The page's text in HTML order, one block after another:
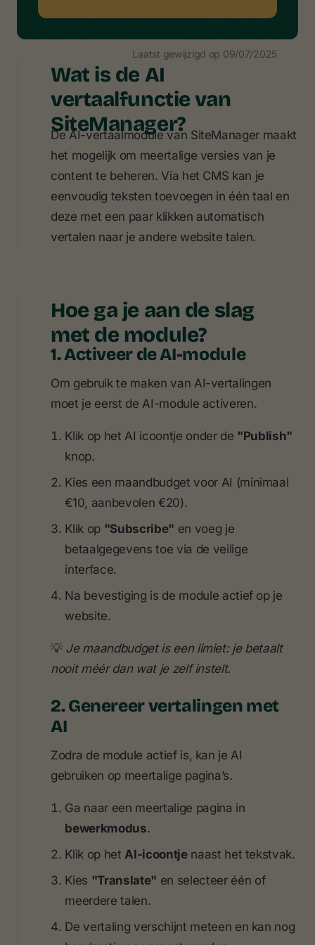
Laatst gewijzigd op 09/07/2025
Wat is de AI
vertaalfunctie van
SiteManager?
De AI-vertaalmodule van SiteManager maakt
het mogelijk om meertalige versies van je
content te beheren. Via het CMS kan je
eenvoudig teksten toevoegen in één taal en
deze met een paar klikken automatisch
vertalen naar je andere website talen.
Hoe ga je aan de slag
met de module?
1. Activeer de AI-module
Om gebruik te maken van AI-vertalingen
moet je eerst de AI-module activeren.
Klik op het AI icoontje onder de "Publish"
knop.
Kies een maandbudget voor AI (minimaal
€10, aanbevolen €20).
Klik op "Subscribe" en voeg je
betaalgegevens toe via de veilige
interface.
Na bevestiging is de module actief op je
website.
💡 Je maandbudget is een limiet: je betaalt
nooit méér dan wat je zelf instelt.
2. Genereer vertalingen met
AI
Zodra de module actief is, kan je AI
gebruiken op meertalige pagina’s.
Ga naar een meertalige pagina in
bewerkmodus.
Klik op hetAI-icoontjenaast het tekstvak.
Kies "Translate" en selecteer één of
meerdere talen.
De vertaling verschijnt meteen en kan nog